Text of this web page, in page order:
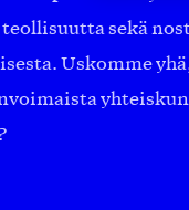
sekä
Uskomme